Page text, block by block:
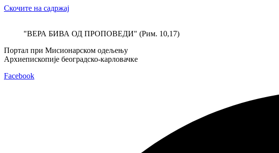
Скочите на садржај
"ВЕРА БИВА ОД ПРОПОВЕДИ" (Рим. 10,17)
Портал при Мисионарском одељењу
Архиепископије београдско-карловачке
Facebook